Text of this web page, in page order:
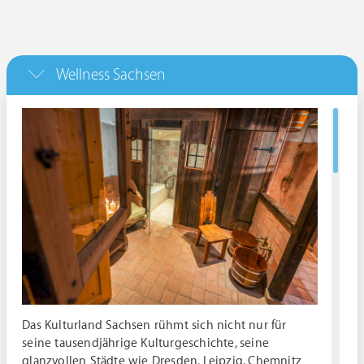
Wellness Sachsen
Das Kulturland Sachsen rühmt sich nicht nur für
seine tausendjährige Kulturgeschichte, seine